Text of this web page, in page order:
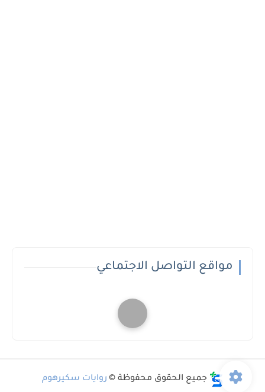
مواقع التواصل الاجتماعي
جميع الحقوق محفوظة © روايات سكيرهوم